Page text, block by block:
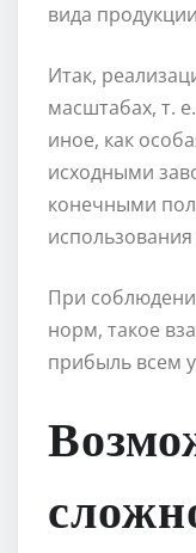
вида
Итак,
масштабах, т.
иное, как
исходными
конечными
При
норм, такое
прибыль всем